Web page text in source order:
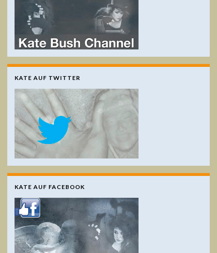
KATE AUF TWITTER
KATE AUF FACEBOOK